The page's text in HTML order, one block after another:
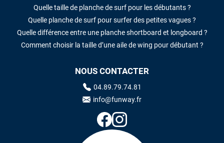
Quelle taille de planche de surf pour les débutants ?
Quelle planche de surf pour surfer des petites vagues ?
Quelle différence entre une planche shortboard et longboard ?
Comment choisir la taille d’une aile de wing pour débutant ?
NOUS CONTACTER
04.89.79.74.81
info@funway.fr